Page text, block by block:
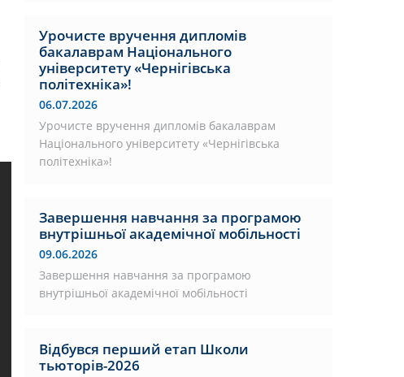
Урочисте вручення дипломів
бакалаврам Національного
університету «Чернігівська
політехніка»!
06.07.2026
Урочисте вручення дипломів бакалаврам
Національного університету «Чернігівська
політехніка»!
Завершення навчання за програмою
внутрішньої академічної мобільності
09.06.2026
Завершення навчання за програмою
внутрішньої академічної мобільності
Відбувся перший етап Школи
тьюторів-2026